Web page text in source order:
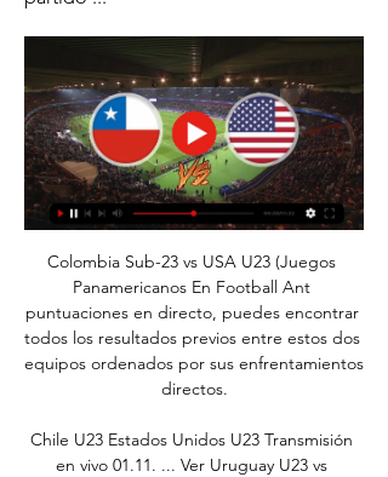
Colombia Sub-23 vs USA U23 (Juegos
Panamericanos En Football Ant
puntuaciones en directo, puedes encontrar
todos los resultados previos entre estos dos
equipos ordenados por sus enfrentamientos
directos.
Chile U23 Estados Unidos U23 Transmisión
en vivo 01.11. ... Ver Uruguay U23 vs